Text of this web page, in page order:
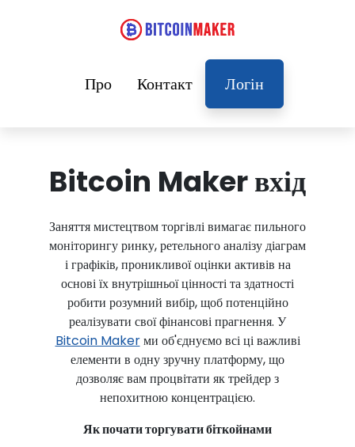
Про Контакт Логін
Bitcoin Maker вхід
Заняття мистецтвом торгівлі вимагає пильного
моніторингу ринку, ретельного аналізу діаграм
і графіків, проникливої оцінки активів на
основі їх внутрішньої цінності та здатності
робити розумний вибір, щоб потенційно
реалізувати свої фінансові прагнення. У
Bitcoin Makerми об'єднуємо всі ці важливі
елементи в одну зручну платформу, що
дозволяє вам процвітати як трейдер з
непохитною концентрацією.
Як почати торгувати біткойнами